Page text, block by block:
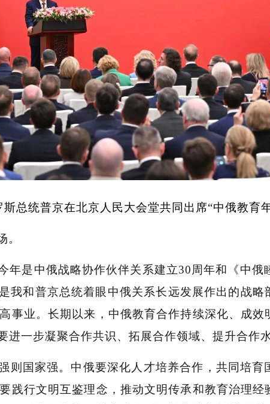
总统普京在北京人民大会堂共同出席“中俄教育年
。
年是中俄战略协作伙伴关系建立30周年和《中
我和普京总统着眼中俄关系长远发展作出的战
事业。长期以来，中俄教育合作持续深化、成
进一步凝聚合作共识、拓展合作领域、提升合作水
则国家强。中俄要深化人才培养合作，共同培
践行文明互鉴理念，推动文明传承和教育治理